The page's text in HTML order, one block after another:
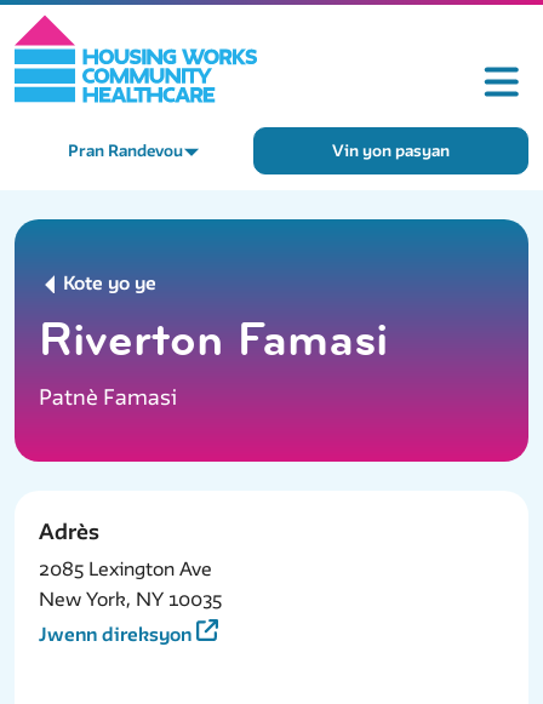
Pran Randevou Vin yon pasyan
Kote yo ye
Riverton Famasi
Patnè Famasi
Adrès
2085 Lexington Ave
New York, NY 10035
Jwenn direksyon